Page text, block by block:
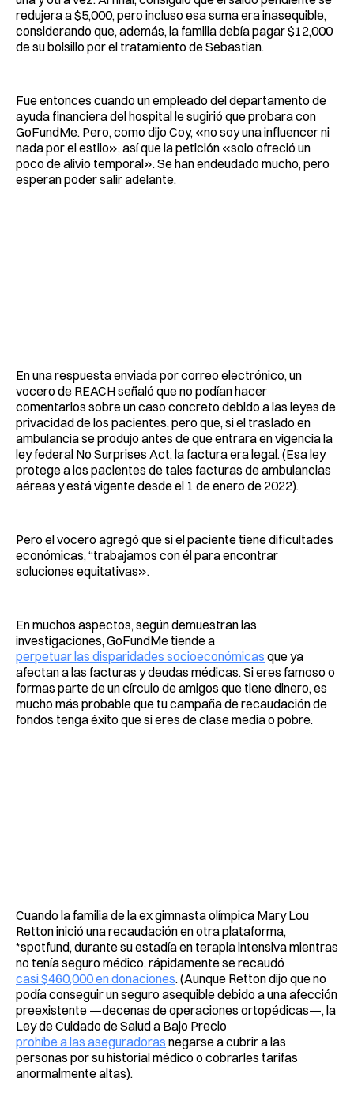
redujera a $5,000, pero incluso esa suma era inasequible,
considerando que, además, la familia debía pagar $12,000
de su bolsillo por el tratamiento de Sebastian.
Fue entonces cuando un empleado del departamento de
ayuda financiera del hospital le sugirió que probara con
GoFundMe. Pero, como dijo Coy, «no soy una influencer ni
nada por el estilo», así que la petición «solo ofreció un
poco de alivio temporal». Se han endeudado mucho, pero
esperan poder salir adelante.
En una respuesta enviada por correo electrónico, un
vocero de REACH señaló que no podían hacer
comentarios sobre un caso concreto debido a las leyes de
privacidad de los pacientes, pero que, si el traslado en
ambulancia se produjo antes de que entrara en vigencia la
ley federal No Surprises Act, la factura era legal. (Esa ley
protege a los pacientes de tales facturas de ambulancias
aéreas y está vigente desde el 1 de enero de 2022).
Pero el vocero agregó que si el paciente tiene dificultades
económicas, “trabajamos con él para encontrar
soluciones equitativas».
En muchos aspectos, según demuestran las
investigaciones, GoFundMe tiende a
perpetuar las disparidades socioeconómicas que ya
afectan a las facturas y deudas médicas. Si eres famoso o
formas parte de un círculo de amigos que tiene dinero, es
mucho más probable que tu campaña de recaudación de
fondos tenga éxito que si eres de clase media o pobre.
Cuando la familia de la ex gimnasta olímpica Mary Lou
Retton inició una recaudación en otra plataforma,
*spotfund, durante su estadía en terapia intensiva mientras
no tenía seguro médico, rápidamente se recaudó
casi $460,000 en donaciones. (Aunque Retton dijo que no
podía conseguir un seguro asequible debido a una afección
preexistente —decenas de operaciones ortopédicas—, la
Ley de Cuidado de Salud a Bajo Precio
prohíbe a las aseguradoras negarse a cubrir a las
personas por su historial médico o cobrarles tarifas
anormalmente altas).